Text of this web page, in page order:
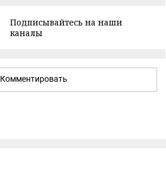
Подписывайтесь на наши
каналы
Комментировать